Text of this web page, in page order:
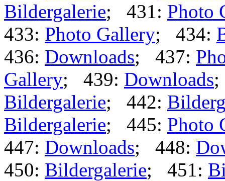
Bildergalerie; 431: Photo
433: Photo Gallery; 434:
436: Downloads; 437:
Gallery; 439: Downloads
Bildergalerie; 442:
Bildergalerie; 445: Photo
447: Downloads; 448:
450: Bildergalerie; 451: